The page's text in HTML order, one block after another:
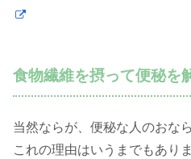
食物繊維を摂って便秘を
当然ならが、便秘な人のおな
これの理由はいうまでもあり